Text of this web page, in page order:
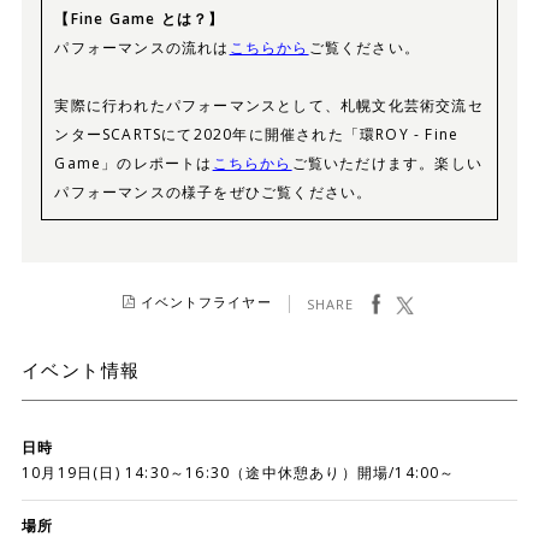
【Fine Game とは？】
パフォーマンスの流れは こちらから ご覧ください。
実際に行われたパフォーマンスとして、札幌文化芸術交流セ
ンターSCARTSにて2020年に開催された「環ROY - Fine
Game」のレポートは こちらから ご覧いただけます。楽しい
パフォーマンスの様子をぜひご覧ください。
イベントフライヤー SHARE facebook
イベント情報
日時
10月19日(日) 14:30～16:30（途中休憩あり）開場/14:00～
場所